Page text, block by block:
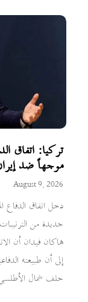
تركيا: اتفاق
موجهاً ضد
August 9, 2026
دخل اتفاق الدفاع
جديدة من
هاكان فيدان أن
إلى أن طبيعته
حلف شمال